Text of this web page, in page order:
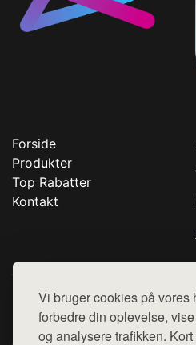
Vi bruger cookies på vores
forbedre din oplevelse,
og analysere trafikken.
Forside
Produkter
Top Rabatter
Kontakt
Denne side er en del af want.dk,
hjemmesider med præsentation